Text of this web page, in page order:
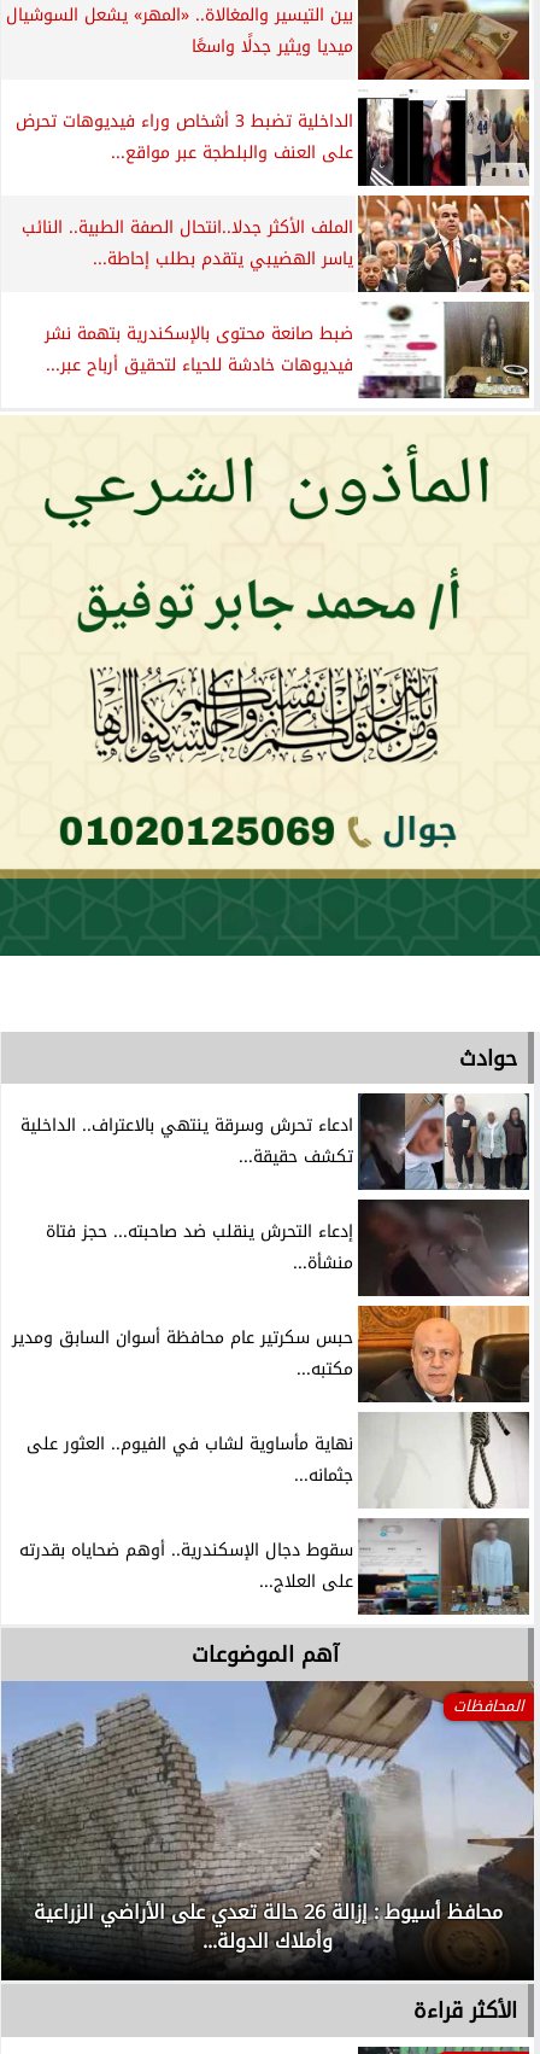
بين التيسير والمغالاة.. «المهر» يشعل السوشيال
ميديا ويثير جدلًا واسعًا
الداخلية تضبط 3 أشخاص وراء فيديوهات تحرض
على العنف والبلطجة عبر مواقع...
الملف الأكثر جدلا..انتحال الصفة الطبية.. النائب
ياسر الهضيبي يتقدم بطلب إحاطة...
ضبط صانعة محتوى بالإسكندرية بتهمة نشر
فيديوهات خادشة للحياء لتحقيق أرباح عبر...
حوادث
ادعاء تحرش وسرقة ينتهي بالاعتراف.. الداخلية
تكشف حقيقة...
إدعاء التحرش ينقلب ضد صاحبته... حجز فتاة
منشأة...
حبس سكرتير عام محافظة أسوان السابق ومدير
مكتبه...
نهاية مأساوية لشاب في الفيوم.. العثور على
جثمانه...
سقوط دجال الإسكندرية.. أوهم ضحاياه بقدرته
على العلاج...
آهم الموضوعات
المحافظات
محافظ أسيوط : إزالة 26 حالة تعدي على الأراضي الزراعية
وأملاك الدولة...
الأكثر قراءة